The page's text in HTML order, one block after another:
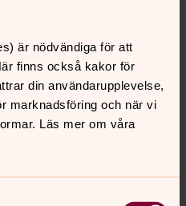
är nödvändiga för att
finns också kakor för
din användarupplevelse,
marknadsföring och när vi
Läs mer om våra
-
personuppgifter på ett
år och det kommer vi
integritet är viktig för
om var dina